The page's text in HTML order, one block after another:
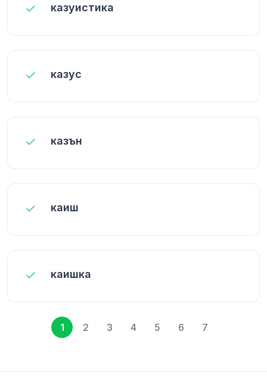
казуистика
казус
казън
каиш
каишка
1 2 3 4 5 6 7